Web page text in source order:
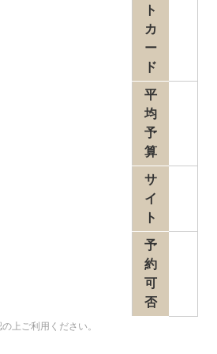
ト
カ
ー
ド
平
均
予
算
サ
イ
ト
予
約
可
否
上ご利用ください。